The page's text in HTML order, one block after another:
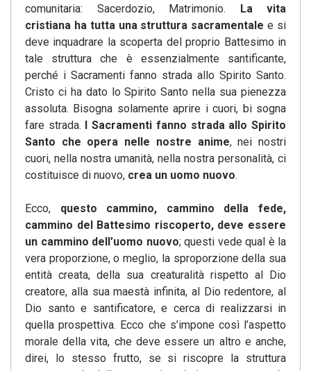
comunitaria: Sacerdozio, Matrimonio.
La vita
cristiana ha tutta una struttura sacramentalee si
deve inquadrare la scoperta del proprio Battesimo in
tale struttura che è essenzialmente santificante,
perché i Sacramenti fanno strada allo Spirito Santo.
Cristo ci ha dato lo Spirito Santo nella sua pienezza
assoluta. Bisogna solamente aprire i cuori, bi sogna
fare strada.
I Sacramenti fanno strada allo Spirito
Santo che opera nelle nostre anime, nei nostri
cuori, nella nostra umanità, nella nostra personalità, ci
costituisce di nuovo, crea un uomo nuovo.
Ecco, questo cammino, cammino della fede,
cammino del Battesimo riscoperto, deve essere
un cammino dell’uomo nuovo; questi vede qual è la
vera proporzione, o meglio, la sproporzione della sua
entità creata, della sua creaturalità rispetto al Dio
creatore, alla sua maestà infinita, al Dio redentore, al
Dio santo e santificatore, e cerca di realizzarsi in
quella prospettiva. Ecco che s’impone così l’aspetto
morale della vita, che deve essere un altro e anche,
direi, lo stesso frutto, se si riscopre la struttura